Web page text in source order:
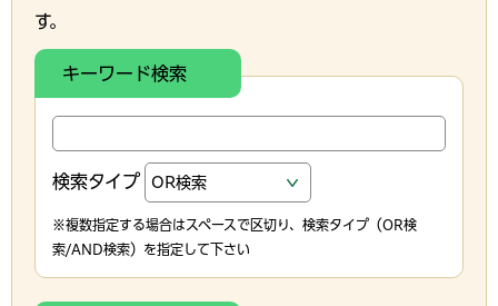
す。
キーワード検索
検索タイプ
※複数指定する場合はスペースで区切り、検索タイプ（OR検
索/AND検索）を指定して下さい